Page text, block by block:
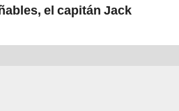
el capitán Jack